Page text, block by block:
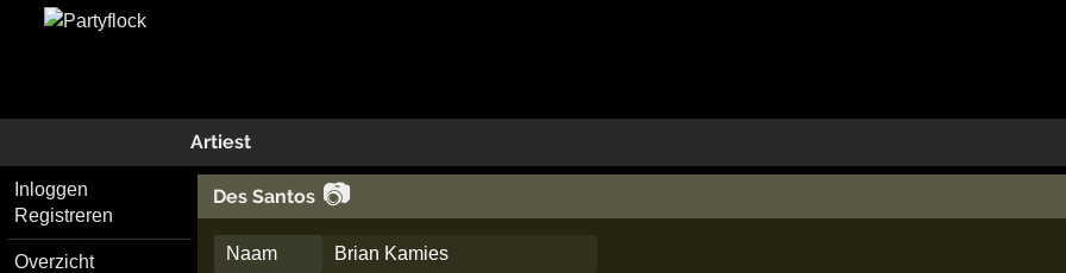
Artiest
Inloggen
Registreren
Overzicht
Des Santos 📷
Naam
Brian Kamies